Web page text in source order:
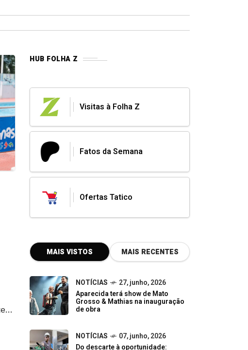
HUB FOLHA Z
Visitas à Folha Z
Fatos da Semana
Ofertas Tatico
MAIS VISTOS MAIS RECENTES
NOTÍCIAS
27, junho, 2026
Aparecida terá show de Mato
Grosso & Mathias na inauguração
de obra
NOTÍCIAS
07, junho, 2026
Do descarte à oportunidade: